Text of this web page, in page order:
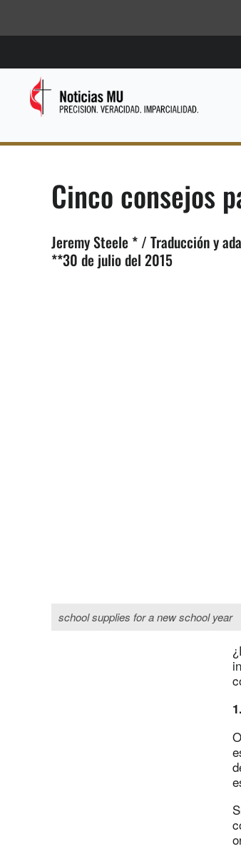
Cinco consejos
Jeremy Steele * / Traducción y
**30 de julio del 2015
school supplies for a new school year